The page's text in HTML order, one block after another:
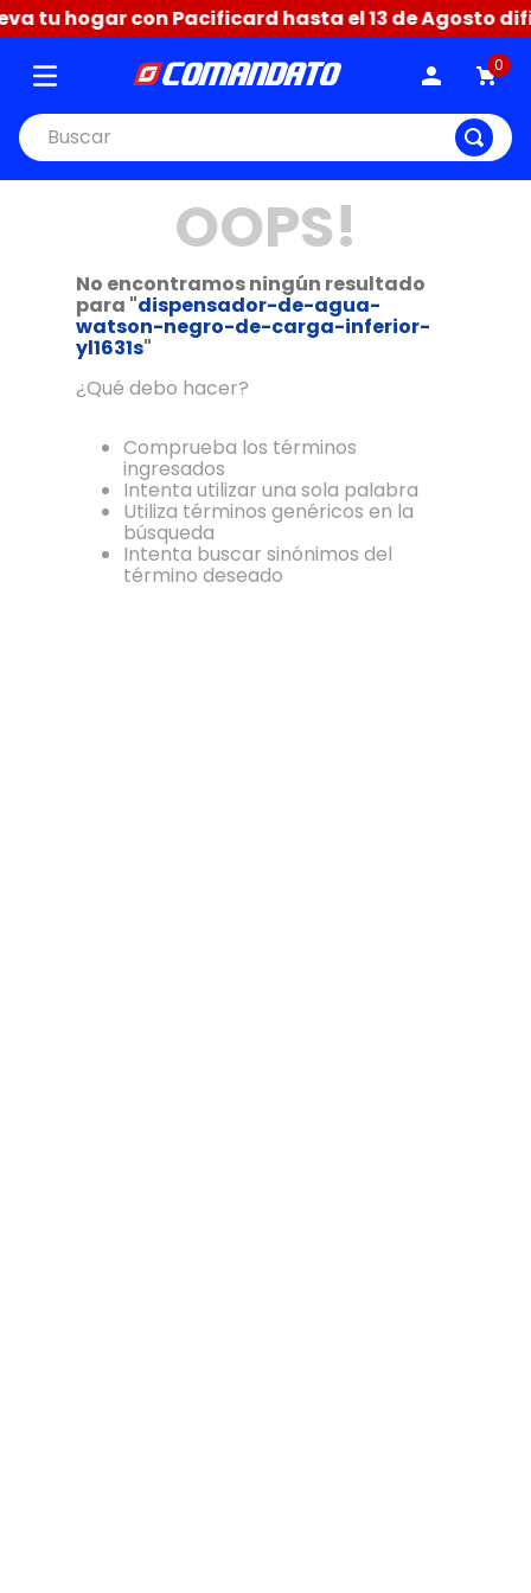
tu hogar con Pacificard hasta el 13 de Agosto
0
Buscar
OOPS!
No encontramos ningún resultado
para "dispensador-de-agua-
watson-negro-de-carga-inferior-
yl1631s"
¿Qué debo hacer?
Comprueba los términos
ingresados
Intenta utilizar una sola palabra
Utiliza términos genéricos en la
búsqueda
Intenta buscar sinónimos del
término deseado